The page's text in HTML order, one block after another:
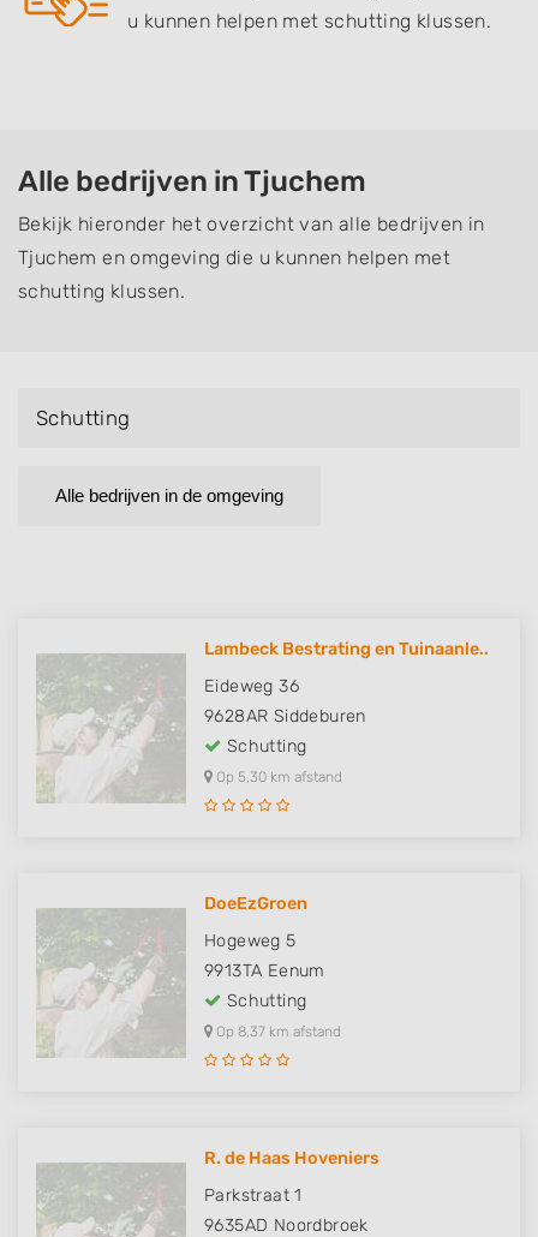
u kunnen helpen met schutting klussen.
Alle bedrijven in Tjuchem
Bekijk hieronder het overzicht van alle bedrijven in
Tjuchem en omgeving die u kunnen helpen met
schutting klussen.
Schutting
Alle bedrijven in de omgeving
Lambeck Bestrating en Tuinaanle..
Eideweg 36
9628AR Siddeburen
Schutting
Op 5,30 km afstand
DoeEzGroen
Hogeweg 5
9913TA Eenum
Schutting
Op 8,37 km afstand
R. de Haas Hoveniers
Parkstraat 1
9635AD Noordbroek